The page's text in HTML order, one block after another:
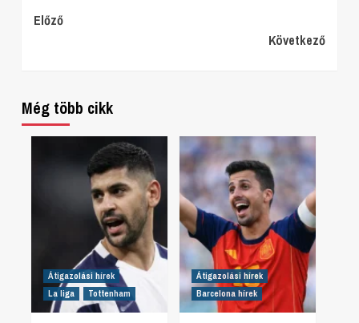
Continue
Előző
Következő
Még több cikk
Átigazolási hírek
La liga
Tottenham
Átigazolási hírek
Barcelona hírek